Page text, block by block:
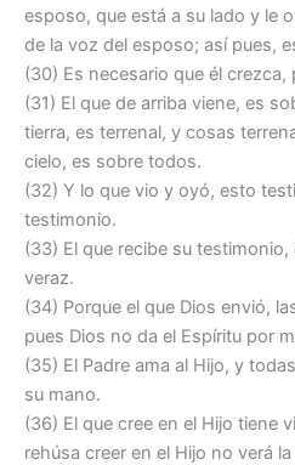
esposo, que está a su lado y le
de la voz del esposo; así pues,
(30) Es necesario que él crezca,
(31) El que de arriba viene, es
tierra, es terrenal, y cosas
cielo, es sobre todos.
(32) Y lo que vio y oyó, esto
testimonio.
(33) El que recibe su
veraz.
(34) Porque el que Dios envió,
pues Dios no da el Espíritu por
(35) El Padre ama al Hijo, y
su mano.
(36) El que cree en el Hijo tiene
rehúsa creer en el Hijo no verá